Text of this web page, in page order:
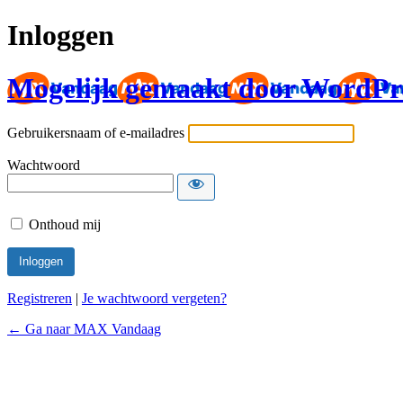
Inloggen
Mogelijk gemaakt door
Gebruikersnaam of e-mailadres
Wachtwoord
Onthoud mij
Registreren | Je wachtwoord vergeten?
← Ga naar MAX Vandaag